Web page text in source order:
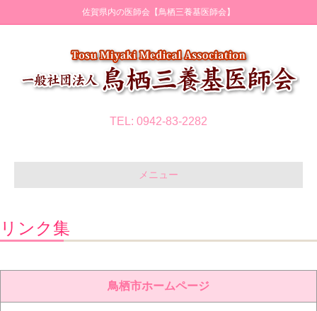
佐賀県内の医師会【鳥栖三養基医師会】
TEL: 0942-83-2282
メニュー
リンク集
鳥栖市ホームページ